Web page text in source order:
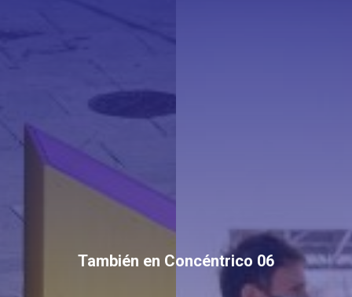
También en Concéntrico 06